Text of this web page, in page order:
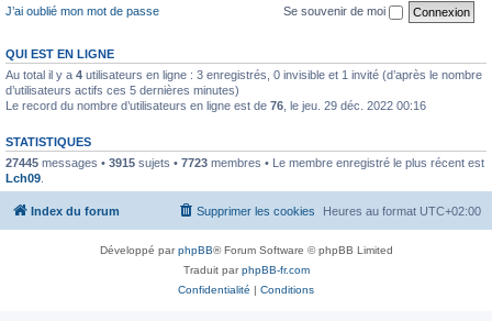
J’ai oublié mon mot de passe
Se souvenir de moi
QUI EST EN LIGNE
Au total il y a 4 utilisateurs en ligne : 3 enregistrés, 0 invisible et 1 invité (d’après le nombre
d’utilisateurs actifs ces 5 dernières minutes)
Le record du nombre d’utilisateurs en ligne est de 76 , le jeu. 29 déc. 2022 00:16
STATISTIQUES
27445 messages • 3915 sujets • 7723 membres • Le membre enregistré le plus récent est
Lch09
Index du forum Heures au format UTC+02:00
Supprimer les cookies
Développé parphpBB® Forum Software © phpBB Limited
Traduit parphpBB-fr.com
Confidentialité | Conditions